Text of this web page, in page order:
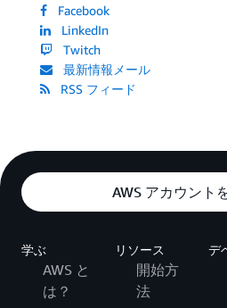
Facebook
LinkedIn
Twitch
最新情報メール
RSS フィード
AWS アカウント
学ぶ
AWS と
は？
リソース
開始方
法
デ